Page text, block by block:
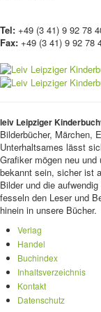
Tel: +49 (3 41) 9 92 78
Fax: +49 (3 41) 9 92 78
leiv Leipziger
Bilderbücher, Märchen,
Unterhaltsames lässt
Grafiker mögen neu
bekannt sein, sicher ist
Bilder und die
fesseln den Leser und
hinein in unsere Bücher.
Verlag
Handel
Buchindex
Inhaltsverzeichnis
Kontakt
Datenschutz